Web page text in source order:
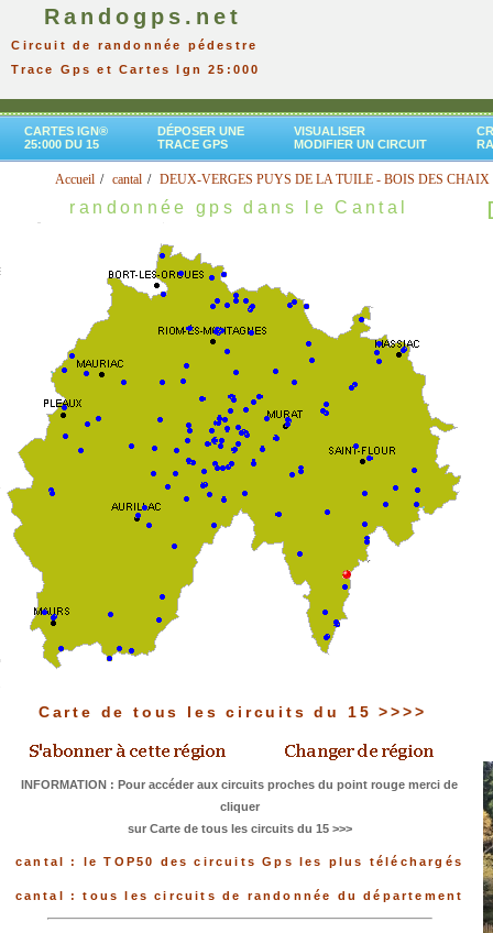
Randogps.net
Circuit de randonnée pédestre
Trace Gps et Cartes Ign 25:000
CARTES IGN®
25:000 DU 15
DÉPOSER UNE
TRACE GPS
VISUALISER
MODIFIER UN CIRCUIT
Accueil cantal DEUX-VERGES PUYS DE LA TUILE - BOIS DES CHAIX
randonnée gps dans le Cantal
Carte de tous les circuits du 15 >>>>
INFORMATION : Pour accéder aux circuits proches du point rouge merci de
cliquer
sur Carte de tous les circuits du 15 >>>
cantal : le TOP50 des circuits Gps les plus téléchargés
cantal : tous les circuits de randonnée du département